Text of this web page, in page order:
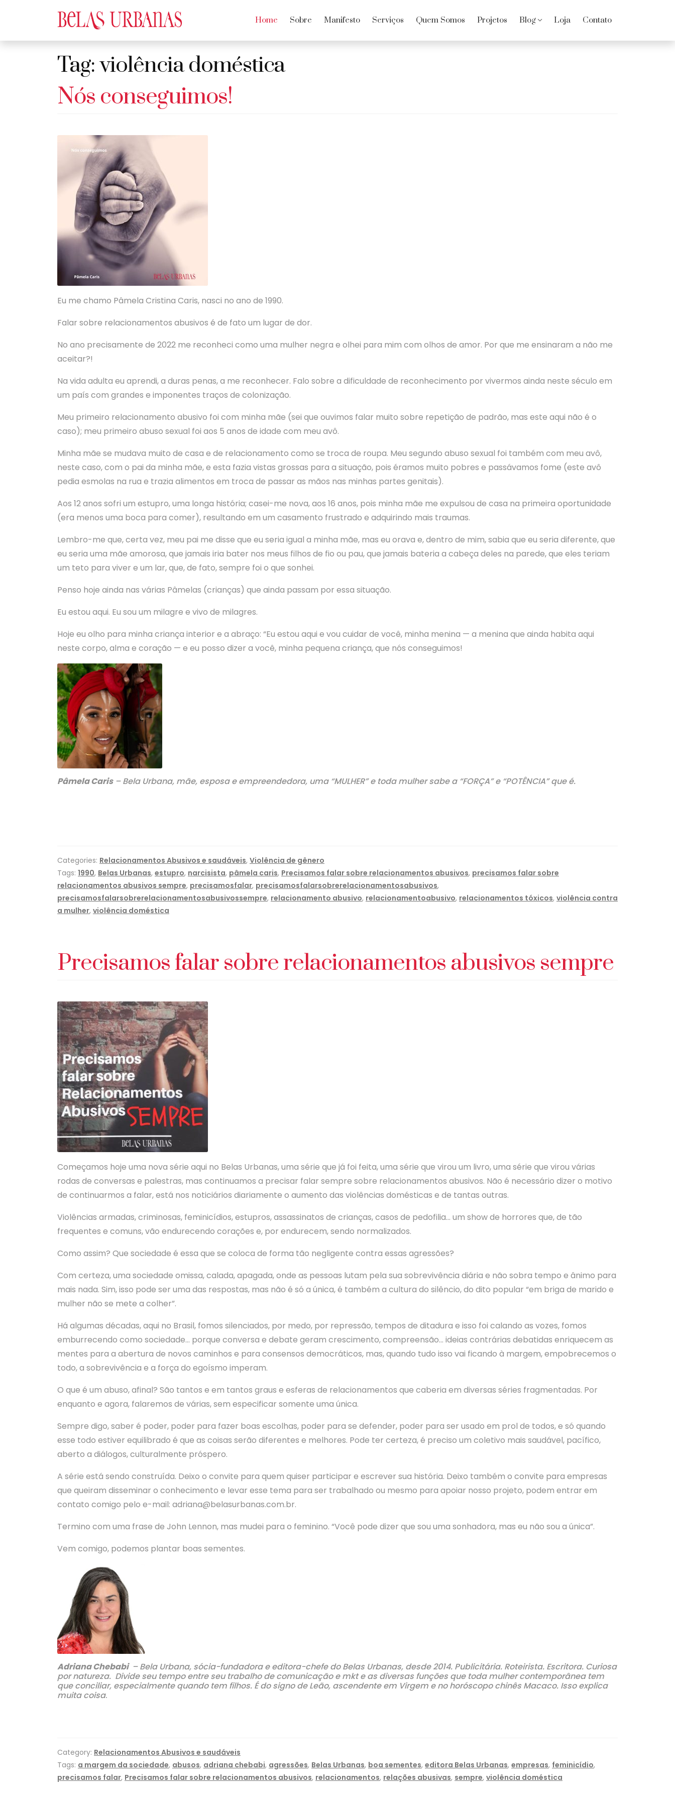
Home Sobre Manifesto Serviços Quem Somos Projetos Blog Loja Contato
Tag:violência doméstica
Nós conseguimos!
Eu me chamo Pâmela Cristina Caris, nasci no ano de 1990.
Falar sobre relacionamentos abusivos é de fato um lugar de dor.
No ano precisamente de 2022 me reconheci como uma mulher negra e olhei para mim com olhos de amor. Por que me ensinaram a não me
aceitar?!
Na vida adulta eu aprendi, a duras penas, a me reconhecer. Falo sobre a dificuldade de reconhecimento por vivermos ainda neste século em
um país com grandes e imponentes traços de colonização.
Meu primeiro relacionamento abusivo foi com minha mãe (sei que ouvimos falar muito sobre repetição de padrão, mas este aqui não é o
caso); meu primeiro abuso sexual foi aos 5 anos de idade com meu avô.
Minha mãe se mudava muito de casa e de relacionamento como se troca de roupa. Meu segundo abuso sexual foi também com meu avô,
neste caso, com o pai da minha mãe, e esta fazia vistas grossas para a situação, pois éramos muito pobres e passávamos fome (este avô
pedia esmolas na rua e trazia alimentos em troca de passar as mãos nas minhas partes genitais).
Aos 12 anos sofri um estupro, uma longa história; casei-me nova, aos 16 anos, pois minha mãe me expulsou de casa na primeira oportunidade
(era menos uma boca para comer), resultando em um casamento frustrado e adquirindo mais traumas.
Lembro-me que, certa vez, meu pai me disse que eu seria igual a minha mãe, mas eu orava e, dentro de mim, sabia que eu seria diferente, que
eu seria uma mãe amorosa, que jamais iria bater nos meus filhos de fio ou pau, que jamais bateria a cabeça deles na parede, que eles teriam
um teto para viver e um lar, que, de fato, sempre foi o que sonhei.
Penso hoje ainda nas várias Pâmelas (crianças) que ainda passam por essa situação.
Eu estou aqui. Eu sou um milagre e vivo de milagres.
Hoje eu olho para minha criança interior e a abraço: “Eu estou aqui e vou cuidar de você, minha menina — a menina que ainda habita aqui
neste corpo, alma e coração — e eu posso dizer a você, minha pequena criança, que nós conseguimos!
Pâmela Caris– Bela Urbana, mãe, esposa e empreendedora, uma “MULHER” e toda mulher sabe a “FORÇA” e “POTÊNCIA” que é.
Categories: Relacionamentos Abusivos e saudáveis, Violência de gênero
Tags: 1990, Belas Urbanas, estupro, narcisista, pâmela caris, Precisamos falar sobre relacionamentos abusivos, precisamos falar sobre
relacionamentos abusivos sempre, precisamosfalar, precisamosfalarsobrerelacionamentosabusivos,
precisamosfalarsobrerelacionamentosabusivossempre, relacionamento abusivo, relacionamentoabusivo, relacionamentos tóxicos, violência contra
a mulher, violência doméstica
Precisamos falar sobre relacionamentos abusivos sempre
Começamos hoje uma nova série aqui no Belas Urbanas, uma série que já foi feita, uma série que virou um livro, uma série que virou várias
rodas de conversas e palestras, mas continuamos a precisar falar sempre sobre relacionamentos abusivos. Não é necessário dizer o motivo
de continuarmos a falar, está nos noticiários diariamente o aumento das violências domésticas e de tantas outras.
Violências armadas, criminosas, feminicídios, estupros, assassinatos de crianças, casos de pedofilia… um show de horrores que, de tão
frequentes e comuns, vão endurecendo corações e, por endurecem, sendo normalizados.
Como assim? Que sociedade é essa que se coloca de forma tão negligente contra essas agressões?
Com certeza, uma sociedade omissa, calada, apagada, onde as pessoas lutam pela sua sobrevivência diária e não sobra tempo e ânimo para
mais nada. Sim, isso pode ser uma das respostas, mas não é só a única, é também a cultura do silêncio, do dito popular “em briga de marido e
mulher não se mete a colher”.
Há algumas décadas, aqui no Brasil, fomos silenciados, por medo, por repressão, tempos de ditadura e isso foi calando as vozes, fomos
emburrecendo como sociedade… porque conversa e debate geram crescimento, compreensão… ideias contrárias debatidas enriquecem as
mentes para a abertura de novos caminhos e para consensos democráticos, mas, quando tudo isso vai ficando à margem, empobrecemos o
todo, a sobrevivência e a força do egoísmo imperam.
O que é um abuso, afinal? São tantos e em tantos graus e esferas de relacionamentos que caberia em diversas séries fragmentadas. Por
enquanto e agora, falaremos de várias, sem especificar somente uma única.
Sempre digo, saber é poder, poder para fazer boas escolhas, poder para se defender, poder para ser usado em prol de todos, e só quando
esse todo estiver equilibrado é que as coisas serão diferentes e melhores. Pode ter certeza, é preciso um coletivo mais saudável, pacífico,
aberto a diálogos, culturalmente próspero.
A série está sendo construída. Deixo o convite para quem quiser participar e escrever sua história. Deixo também o convite para empresas
que queiram disseminar o conhecimento e levar esse tema para ser trabalhado ou mesmo para apoiar nosso projeto, podem entrar em
contato comigo pelo e-mail: adriana@belasurbanas.com.br.
Termino com uma frase de John Lennon, mas mudei para o feminino. “Você pode dizer que sou uma sonhadora, mas eu não sou a única”.
Vem comigo, podemos plantar boas sementes.
Adriana Chebabi – Bela Urbana, sócia-fundadora e editora-chefe do Belas Urbanas, desde 2014. Publicitária. Roteirista. Escritora. Curiosa
por natureza. Divide seu tempo entre seu trabalho de comunicação e mkt e as diversas funções que toda mulher contemporânea tem
que conciliar, especialmente quando tem filhos. É do signo de Leão, ascendente em Virgem e no horóscopo chinês Macaco. Isso explica
muita coisa.
Category: Relacionamentos Abusivos e saudáveis
Tags: a margem da sociedade, abusos, adriana chebabi, agressões, Belas Urbanas, boa sementes, editora Belas Urbanas, empresas, feminicídio,
precisamos falar, Precisamos falar sobre relacionamentos abusivos, relacionamentos, relações abusivas, sempre, violência doméstica